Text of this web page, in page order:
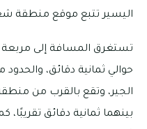
اليسير تتبع موقع منطقة
تستغرق المسافة إلى
حوالي ثمانية دقائق،
الجير، وتقع بالقرب من
بينهما ثمانية دقائق